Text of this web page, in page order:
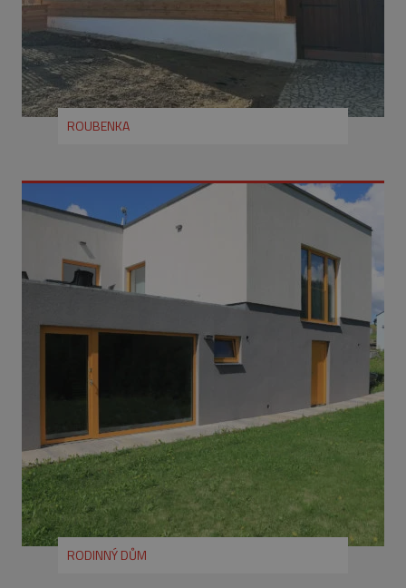
ROUBENKA
RODINNÝ DŮM